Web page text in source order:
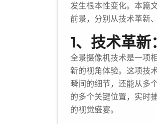
发生根本性变化。本篇
前景，分别从技术革新
1、技术革
全景摄像机技术是一项
新的视角体验。这项技
瞬间的细节，还能从多
的多个关键位置，实时
的视觉盛宴。